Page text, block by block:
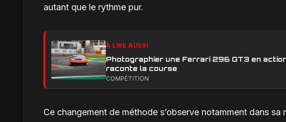
autant que le rythme pur.
À LIRE AUSSI
Photographier une Ferrari 296 GT3 en
raconte la course
COMPÉTITION
Ce changement de méthode s’observe notamment dans